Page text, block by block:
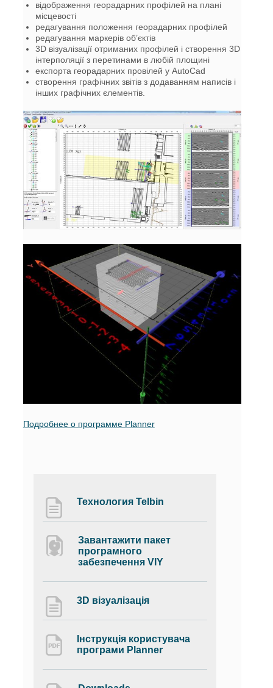
відображення георадарних профілей на плані
місцевості
редагування положення георадарних профілей
редагування маркерів об’єктів
3D візуалізації отриманих профілей і створення 3D
інтерполяції з перетинами в любій площині
експорта георадарних провілей у AutoCad
створення графічних звітів з додаванням написів і
інших графічних єлементів.
Подробнее о программе Planner
Технология Telbin
Завантажити пакет
програмного
забезпечення VIY
3D візуалізація
Інструкція користувача
програми Planner